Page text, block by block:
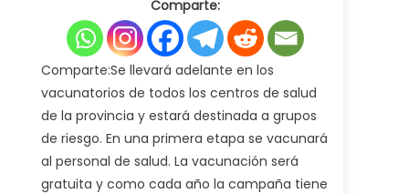
Ministerio
Salud
pone
en
marcha
la
campaña
de
vacunación
antigripal
2025
Comparte:
Comparte:Se llevará adelante en los
vacunatorios de todos los centros de salud
de la provincia y estará destinada a grupos
de riesgo. En una primera etapa se vacunará
al personal de salud. La vacunación será
gratuita y como cada año la campaña tiene